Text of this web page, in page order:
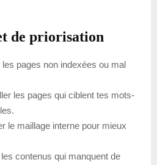
de priorisation
les pages non indexées ou mal
les pages qui ciblent tes mots-
le maillage interne pour mieux
contenus qui manquent de